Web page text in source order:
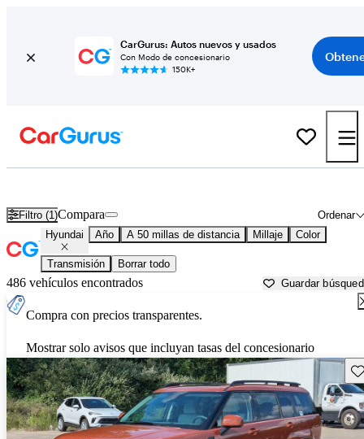
CarGurus: Autos nuevos y usados
Con Modo de concesionario
150K+
Filtro (1) Ordenar
Compara
Hyundai Año A 50 millas de distancia Millaje Color
Transmisión Borrar todo
486 vehículos encontrados Guardar
Compra con precios transparentes.
Mostrar solo avisos que incluyan tasas del concesionario